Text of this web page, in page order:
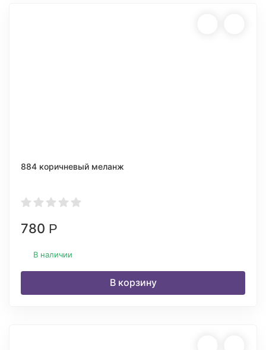
884 коричневый меланж
780 Р
В наличии
В корзину